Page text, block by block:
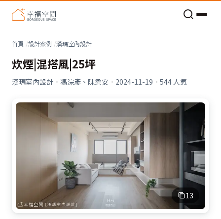
首頁 設計案例 漢瑪室內設計
炊煙|混搭風|25坪
漢瑪室內設計 · 馮淙彥、陳柔安 · 2024-11-19 · 544人氣
13